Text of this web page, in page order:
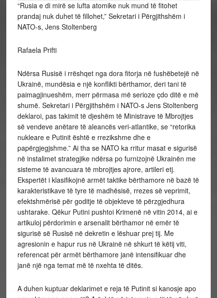
“Rusia e di mirë se lufta atomike nuk mund të fitohet
prandaj nuk duhet të fillohet,” Sekretari i Përgjithshëm i
NATO-s, Jens Stoltenberg
Rafaela Prifti
Ndërsa Rusisë i rrëshqet nga dora fitorja në fushëbetejë në
Ukrainë, mundësia e një konflikti bërthamor, deri tani të
paimagjinueshëm, merr përmasa më serioze çdo ditë e më
shumë. Sekretari i Përgjithshëm i NATO-s Jens Stoltenberg
deklaroi, pas takimit të djeshëm të Ministrave të Mbrojtjes
së vendeve anëtare të aleancës veri-atlantike, se “retorika
nukleare e Putinit është e rrezikshme dhe e
papërgjegjshme.” Ai tha se NATO ka rritur masat e sigurisë
në instalimet strategjike ndërsa po furnizojnë Ukrainën me
sisteme të avancuara të mbrojtjes ajrore, artileri etj.
Ekspertët i klasifikojnë armët taktike bërthamore në bazë të
karakteristikave të tyre të madhësisë, rrezes së veprimit,
efektshmërisë për goditje të objekteve të përzgjedhura
ushtarake. Qëkur Putini pushtoi Krimenë në vitin 2014, ai e
artikuloj përdorimin e arsenalit bërthamor në emër të
sigurisë së Rusisë në dekretin e lëshuar prej tij. Me
agresionin e hapur rus në Ukrainë në shkurt të këtij viti,
referencat për armët bërthamore janë intensifikuar dhe
janë një nga temat më të nxehta të ditës.
A duhen kuptuar deklarimet e reja të Putinit si kanosje apo